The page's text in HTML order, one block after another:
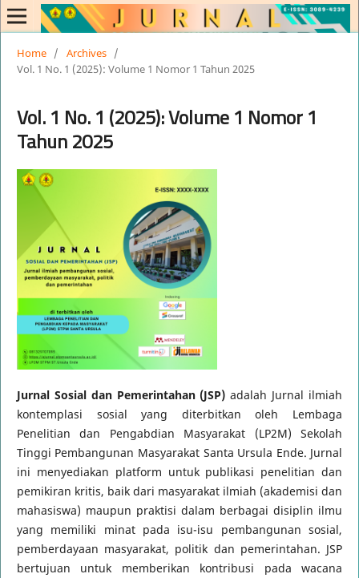
Home / Archives /
Vol. 1 No. 1 (2025): Volume 1 Nomor 1 Tahun 2025
Vol. 1 No. 1 (2025): Volume 1 Nomor 1
Tahun 2025
Jurnal Sosial dan Pemerintahan (JSP) adalah Jurnal ilmiah
kontemplasi sosial yang diterbitkan oleh Lembaga
Penelitian dan Pengabdian Masyarakat (LP2M) Sekolah
Tinggi Pembangunan Masyarakat Santa Ursula Ende. Jurnal
ini menyediakan platform untuk publikasi penelitian dan
pemikiran kritis, baik dari masyarakat ilmiah (akademisi dan
mahasiswa) maupun praktisi dalam berbagai disiplin ilmu
yang memiliki minat pada isu-isu pembangunan sosial,
pemberdayaan masyarakat, politik dan pemerintahan. JSP
bertujuan untuk memberikan kontribusi pada wacana